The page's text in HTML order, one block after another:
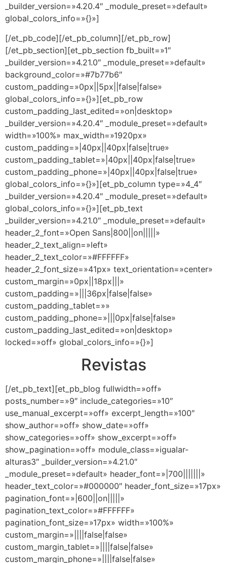
_builder_version=»4.20.4″ _module_preset=»default»
global_colors_info=»{}»]
[/et_pb_code][/et_pb_column][/et_pb_row]
[/et_pb_section][et_pb_section fb_built=»1″
_builder_version=»4.21.0″ _module_preset=»default»
background_color=»#7b77b6″
custom_padding=»0px||5px||false|false»
global_colors_info=»{}»][et_pb_row
custom_padding_last_edited=»on|desktop»
_builder_version=»4.20.4″ _module_preset=»default»
width=»100%» max_width=»1920px»
custom_padding=»|40px||40px|false|true»
custom_padding_tablet=»|40px||40px|false|true»
custom_padding_phone=»|40px||40px|false|true»
global_colors_info=»{}»][et_pb_column type=»4_4″
_builder_version=»4.20.4″ _module_preset=»default»
global_colors_info=»{}»][et_pb_text
_builder_version=»4.21.0″ _module_preset=»default»
header_2_font=»Open Sans|800||on|||||»
header_2_text_align=»left»
header_2_text_color=»#FFFFFF»
header_2_font_size=»41px» text_orientation=»center»
custom_margin=»0px||18px|||»
custom_padding=»|||36px|false|false»
custom_padding_tablet=»»
custom_padding_phone=»|||0px|false|false»
custom_padding_last_edited=»on|desktop»
locked=»off» global_colors_info=»{}»]
Revistas
[/et_pb_text][et_pb_blog fullwidth=»off»
posts_number=»9″ include_categories=»10″
use_manual_excerpt=»off» excerpt_length=»100″
show_author=»off» show_date=»off»
show_categories=»off» show_excerpt=»off»
show_pagination=»off» module_class=»igualar-
alturas3″ _builder_version=»4.21.0″
_module_preset=»default» header_font=»|700|||||||»
header_text_color=»#000000″ header_font_size=»17px»
pagination_font=»|600||on|||||»
pagination_text_color=»#FFFFFF»
pagination_font_size=»17px» width=»100%»
custom_margin=»||||false|false»
custom_margin_tablet=»||||false|false»
custom_margin_phone=»||||false|false»